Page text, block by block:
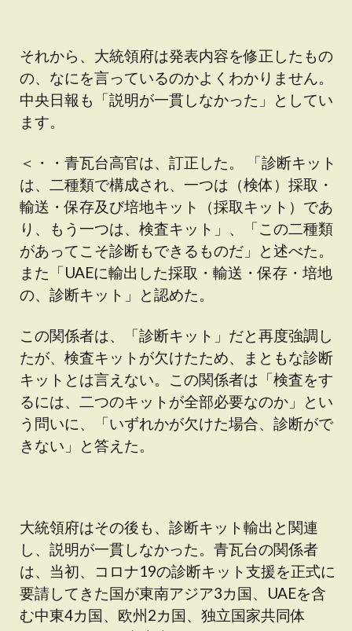
それから、大統領府は発表内容を修正したもの
の、なにを言っているのかよくわかりません。
中央日報も「説明が一貫しなかった」としてい
ます。
＜・・青瓦台高官は、訂正した。 「診断キット
は、二種類で構成され、一つは（検体）採取・
輸送・保存及び培地キット（採取キット）であ
り、もう一つは、検査キット」、「この二種類
があってこそ診断もできるものだ」と述べた。
また「UAEに輸出した採取・輸送・保存・培地
の、診断キット」と認めた。
この関係者は、「診断キット」だと再度強調し
たが、検査キットが欠けたため、まともな診断
キットとは言えない。この関係者は「検査をす
るには、二つのキットが全部必要なのか」とい
う問いに、「いずれかが欠けた場合、診断がで
きない」と答えた。
大統領府はその後も、診断キット輸出と関連
し、説明が一貫しなかった。青瓦台の関係者
は、当初、コロナ19の診断キット支援を正式に
要請してきた国が東南アジア3カ国、UAEを含
む中東4カ国、欧州2カ国、独立国家共同体